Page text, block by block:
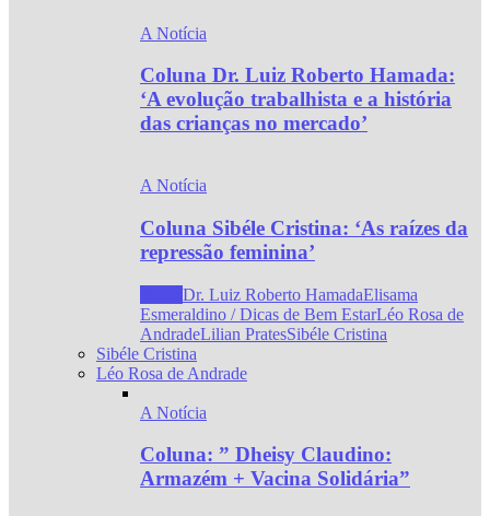
A Notícia
Coluna Dr. Luiz Roberto Hamada:
‘A evolução trabalhista e a história
das crianças no mercado’
A Notícia
Coluna Sibéle Cristina: ‘As raízes da
repressão feminina’
Dr. Luiz Roberto HamadaElisama
Esmeraldino / Dicas de Bem EstarLéo Rosa de
AndradeLilian PratesSibéle Cristina
Sibéle Cristina
Léo Rosa de Andrade
A Notícia
Coluna: ” Dheisy Claudino:
Armazém + Vacina Solidária”